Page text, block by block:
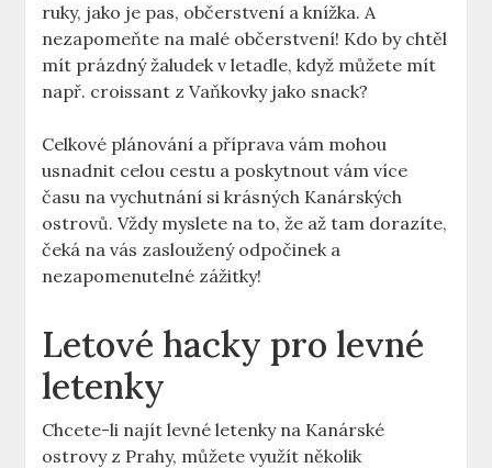
ruky, jako je pas, občerstvení a knížka. A
nezapomeňte na malé občerstvení! Kdo by chtěl
mít prázdný žaludek v letadle, když můžete mít
např. croissant z Vaňkovky jako snack?
Celkové plánování a příprava vám mohou
usnadnit celou cestu a poskytnout vám více
času na vychutnání si krásných Kanárských
ostrovů. Vždy myslete na to, že až tam dorazíte,
čeká na vás zasloužený odpočinek a
nezapomenutelné zážitky!
Letové hacky pro levné
letenky
Chcete-li najít levné letenky na Kanárské
ostrovy z Prahy, můžete využít několik